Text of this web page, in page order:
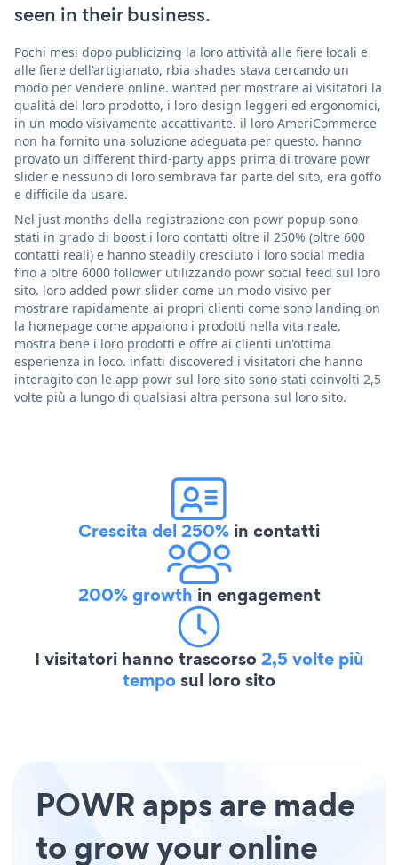
seen in their business.
Pochi mesi dopo publicizing la loro attività alle fiere locali e
alle fiere dell'artigianato, rbia shades stava cercando un
modo per vendere online. wanted per mostrare ai visitatori la
qualità del loro prodotto, i loro design leggeri ed ergonomici,
in un modo visivamente accattivante. il loro AmeriCommerce
non ha fornito una soluzione adeguata per questo. hanno
provato un different third-party apps prima di trovare powr
slider e nessuno di loro sembrava far parte del sito, era goffo
e difficile da usare.
Nel just months della registrazione con powr popup sono
stati in grado di boost i loro contatti oltre il 250% (oltre 600
contatti reali) e hanno steadily cresciuto i loro social media
fino a oltre 6000 follower utilizzando powr social feed sul loro
sito. loro added powr slider come un modo visivo per
mostrare rapidamente ai propri clienti come sono landing on
la homepage come appaiono i prodotti nella vita reale.
mostra bene i loro prodotti e offre ai clienti un'ottima
esperienza in loco. infatti discovered i visitatori che hanno
interagito con le app powr sul loro sito sono stati coinvolti 2,5
volte più a lungo di qualsiasi altra persona sul loro sito.
Crescita del 250% in contatti
200% growth in engagement
I visitatori hanno trascorso2,5 volte più
temposul loro sito
POWR apps are made
to grow your online